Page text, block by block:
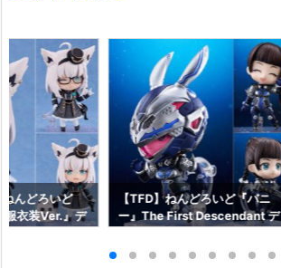
んどろいど
服衣装Ver.』デ
【TFD】ねんどろいど『バニ
ー』The First Descendant デ
【マックスファクトリー】より